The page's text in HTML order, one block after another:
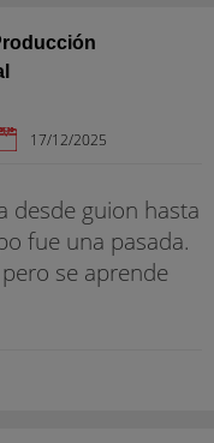
17/12/2025
desde guion hasta
fue una pasada.
se aprende